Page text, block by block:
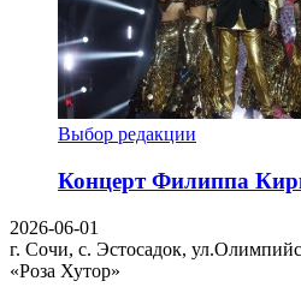
Выбор редакции
Концерт Филиппа
2026-06-01
г. Сочи, с. Эстосадок,
«Роза Хутор»